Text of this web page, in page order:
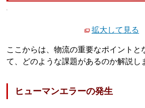
拡大して見る
ここからは、物流の重要なポイントと
て、どのような課題があるのか解説し
ヒューマンエラーの発生